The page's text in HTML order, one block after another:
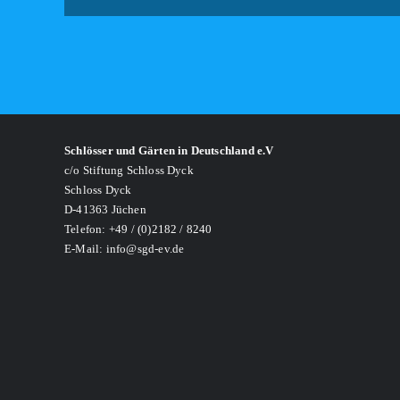
Schlösser und Gärten in Deutschland e.V
c/o Stiftung Schloss Dyck
Schloss Dyck
D-41363 Jüchen
Telefon: +49 / (0)2182 / 8240
E-Mail: info@sgd-ev.de